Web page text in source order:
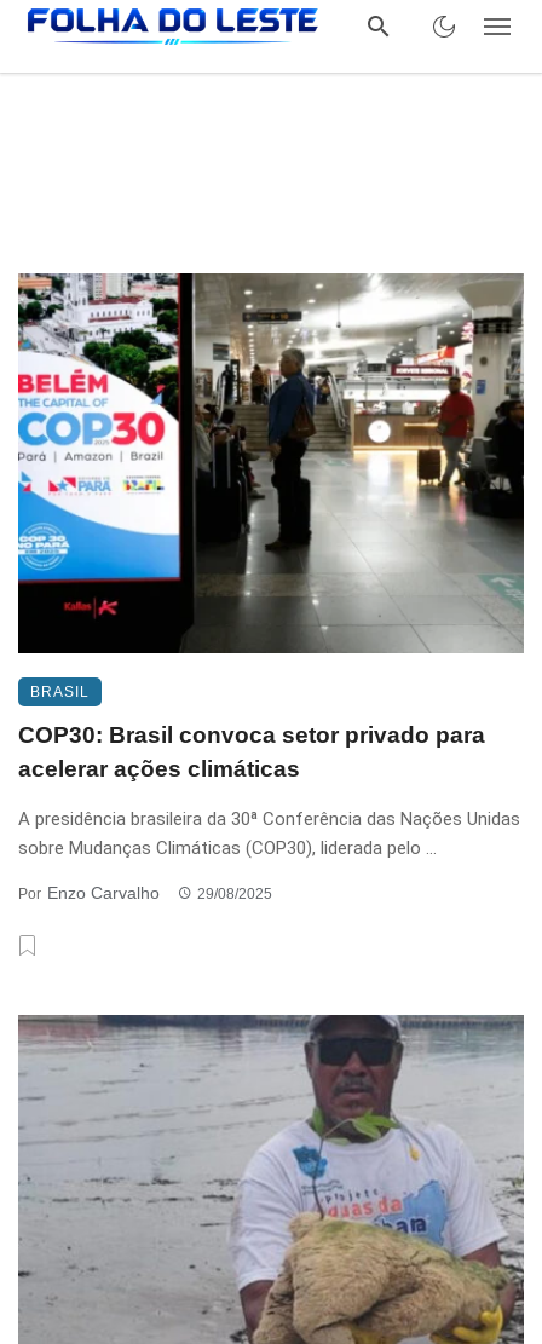
BRASIL
COP30: Brasil convoca setor privado para
acelerar ações climáticas
A presidência brasileira da 30ª Conferência das Nações Unidas
sobre Mudanças Climáticas (COP30), liderada pelo ...
Por Enzo Carvalho 29/08/2025